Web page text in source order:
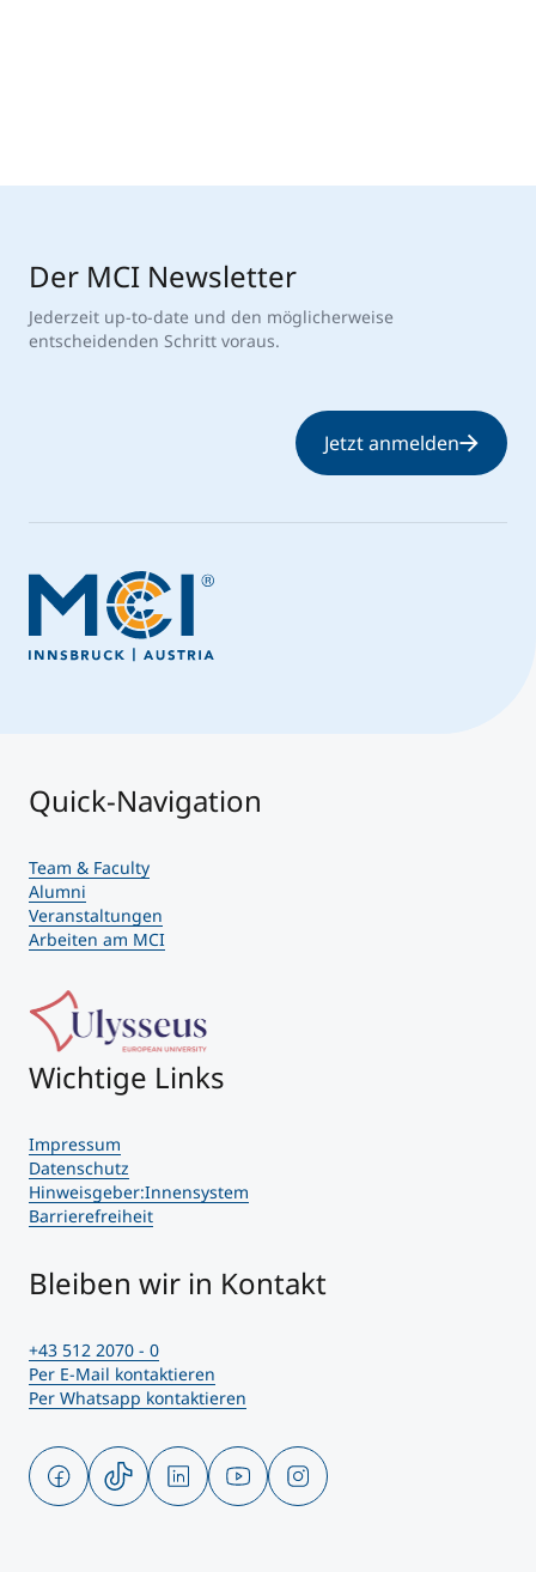
Der MCI Newsletter
Jederzeit up-to-date und den möglicherweise
entscheidenden Schritt voraus.
Jetzt anmelden
Quick-Navigation
Team & Faculty
Alumni
Veranstaltungen
Arbeiten am MCI
Wichtige Links
Impressum
Datenschutz
Hinweisgeber:Innensystem
Barrierefreiheit
Bleiben wir in Kontakt
+43 512 2070 - 0
Per E-Mail kontaktieren
Per Whatsapp kontaktieren